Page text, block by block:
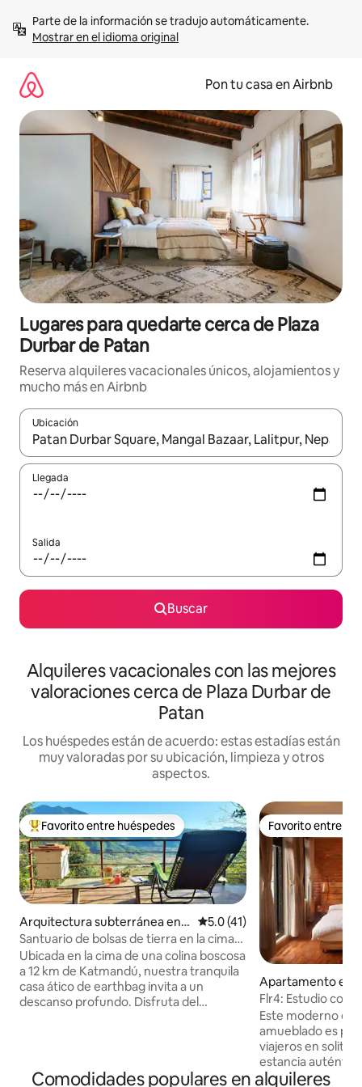
contenidoMostrar en el idioma original
Pon tu casa en Airbnb
Lugares para quedarte cerca de Plaza
Durbar de Patan
Reserva alquileres vacacionales únicos, alojamientos y
mucho más en Airbnb
Ubicación
Cuando los resultados estén disponibles, navega con las
Llegada
Salida
Buscar
Alquileres vacacionales con las mejores
valoraciones cerca de Plaza Durbar de
Patan
Los huéspedes están de acuerdo: estas estadías están
muy valoradas por su ubicación, limpieza y otros
aspectos.
Favorito entre huéspedes preferido
Favorito entre huéspedes
Arquitectura subterránea en
Godawari
Calificación promedio: 5.0 de
5.0 (41)
Santuario de bolsas de tierra en la cima
de una colina cerca de Katmandú
Ubicada en la cima de una colina boscosa
a 12 km de Katmandú, nuestra tranquila
casa ático de earthbag invita a un
descanso profundo. Disfruta del
amor hecho para la quietud; despierta
Favorito entre
Favorito entre
Apartamento en
Flr4: Estudio con
histórico Patan
Este moderno
amueblado es
viajeros en
estancia
Ubicado en la
Comodidades populares en alquileres